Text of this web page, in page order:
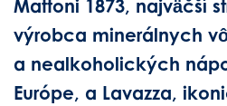
Mattoni 1873, najväčší
výrobca minerálnych
a nealkoholických
Európe, a Lavazza,